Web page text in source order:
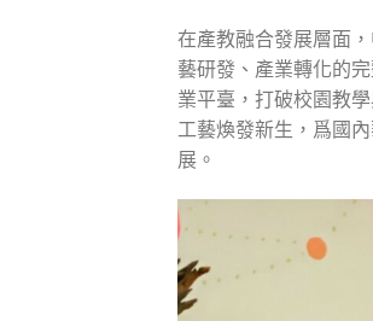
在產教融合發展層面
藝研發、產業轉化的
業平臺，打破校園教
工藝煥發新生，爲國
展。